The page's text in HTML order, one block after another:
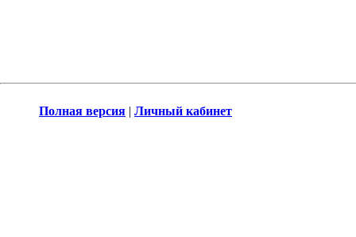
Полная версия | Личный кабинет